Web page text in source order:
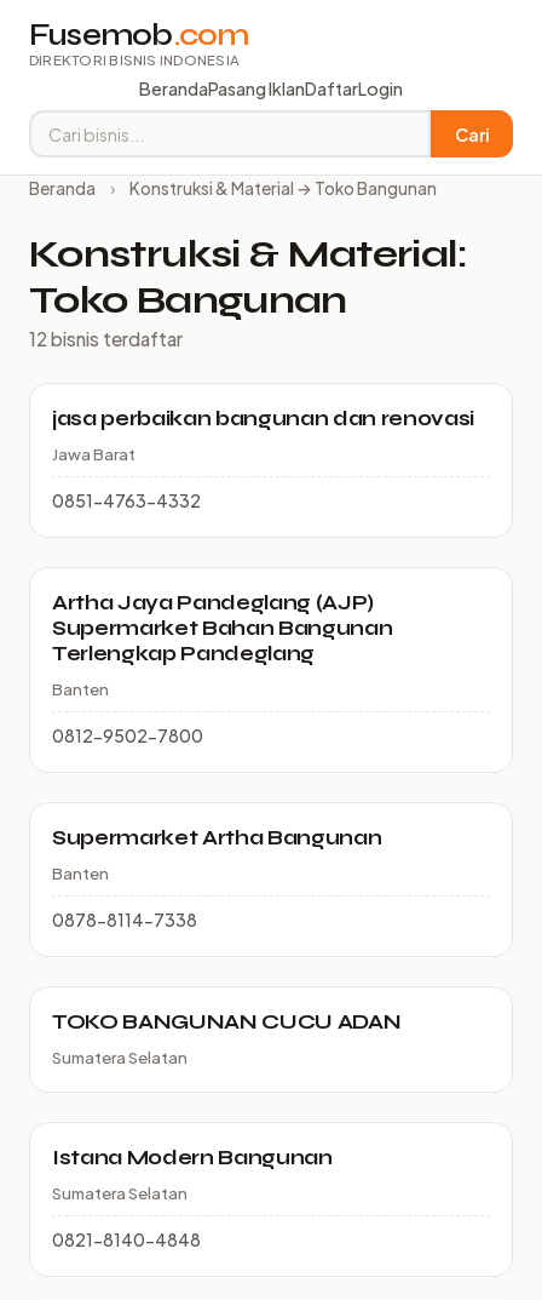
Fusemob.com
DIREKTORI BISNIS INDONESIA
BerandaPasang IklanDaftarLogin
Cari
Beranda › Konstruksi & Material → Toko Bangunan
Konstruksi & Material:
Toko Bangunan
12 bisnis terdaftar
jasa perbaikan bangunan dan renovasi
Jawa Barat
0851-4763-4332
Artha Jaya Pandeglang (AJP)
Supermarket Bahan Bangunan
Terlengkap Pandeglang
Banten
0812-9502-7800
Supermarket Artha Bangunan
Banten
0878-8114-7338
TOKO BANGUNAN CUCU ADAN
Sumatera Selatan
Istana Modern Bangunan
Sumatera Selatan
0821-8140-4848